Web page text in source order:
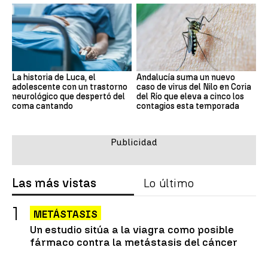
La historia de Luca, el
adolescente con un trastorno
neurológico que despertó del
coma cantando
Andalucía suma un nuevo
caso de virus del Nilo en Coria
del Río que eleva a cinco los
contagios esta temporada
Las más vistas Lo último
METÁSTASIS
Un estudio sitúa a la viagra como posible
fármaco contra la metástasis del cáncer